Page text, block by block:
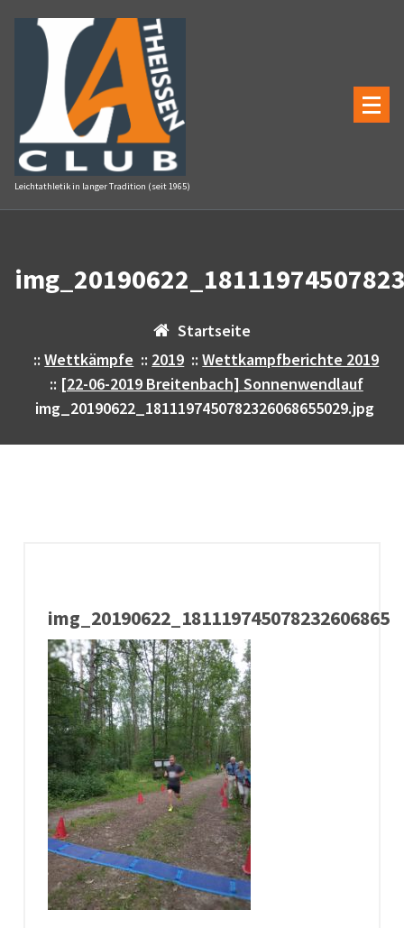
Inhalt
springen
Leichtathletik in langer Tradition (seit 1965)
Startseite
::Wettkämpfe :: 2019 ::Wettkampfberichte 2019
:: [22-06-2019 Breitenbach] Sonnenwendlauf
img_20190622_1811197450782326068655029.jpg